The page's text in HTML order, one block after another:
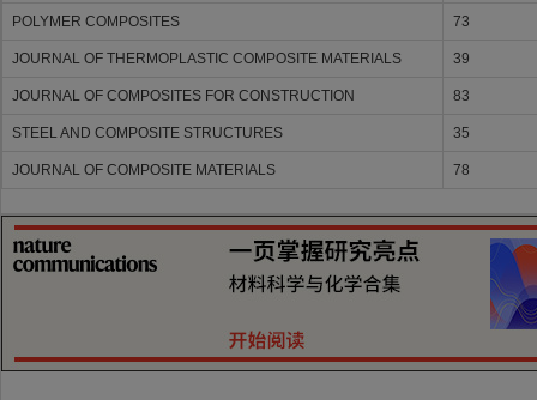
POLYMER COMPOSITES 73
JOURNAL OF THERMOPLASTIC COMPOSITE MATERIALS 39
JOURNAL OF COMPOSITES FOR CONSTRUCTION 83
STEEL AND COMPOSITE STRUCTURES 35
JOURNAL OF COMPOSITE MATERIALS 78